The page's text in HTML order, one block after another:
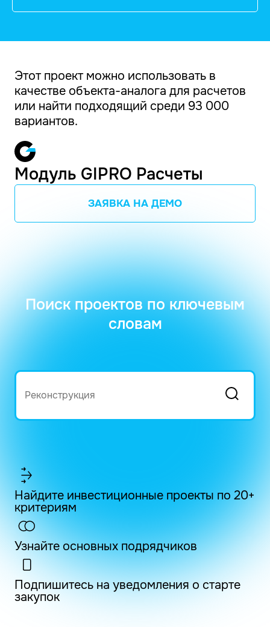
Этот проект можно использовать в
качестве объекта-аналога для расчетов
или найти подходящий среди 93 000
вариантов.
Модуль GIPRO Расчеты
ЗАЯВКА НА ДЕМО
Поиск проектов по ключевым
словам
Найдите инвестиционные проекты по 20+
критериям
Узнайте основных подрядчиков
Подпишитесь на уведомления о старте
закупок